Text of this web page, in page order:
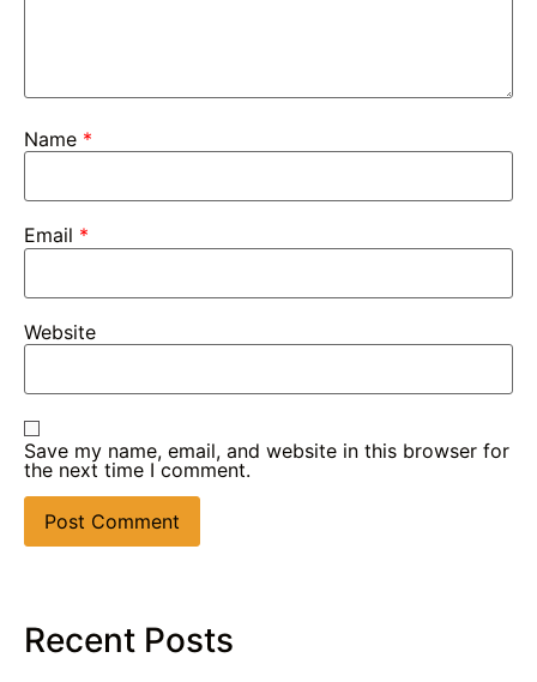
Name *
Email *
Website
Save my name, email, and website in this browser for
the next time I comment.
Recent Posts